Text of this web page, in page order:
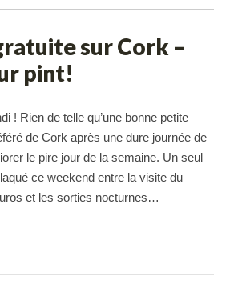
sur Cork –
pint!
! Rien de telle qu’une bonne petite
de Cork après une dure journée de
le pire jour de la semaine. Un seul
ce weekend entre la visite du
et les sorties nocturnes…